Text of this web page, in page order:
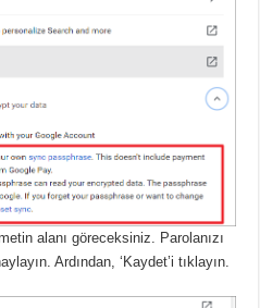
alanı göreceksiniz. Parolanızı
Ardından, ‘Kaydet’i tıklayın.